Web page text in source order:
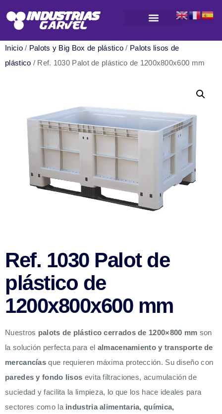
Inicio/ Palots y Big Box de plástico / Palots lisos de
plástico / Ref. 1030 Palot de plástico de 1200x800x600 mm
Ref. 1030 Palot de
plástico de
1200x800x600 mm
Nuestros palots de plástico cerrados de 1200×800 mm son
la solución perfecta para el almacenamiento y transporte de
mercancías que requieren máxima protección. Su diseño con
paredes y fondo lisos evita filtraciones, acumulación de
suciedad y facilita la limpieza, lo que los hace ideales para
sectores como la industria alimentaria, química,